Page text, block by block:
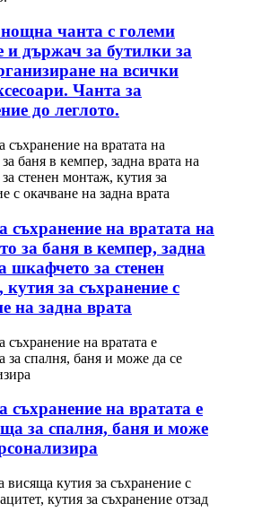
чанта с големи
и държач за бутилки за
на всички
Чанта за
до леглото.
съхранение на вратата на
за баня в кемпер, задна
шкафчето за стенен
за съхранение с
на задна врата
съхранение на вратата е
за спалня, баня и може